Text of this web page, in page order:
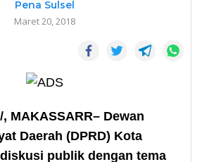
Pena Sulsel
Maret 20, 2018
MAKASSARR– Dewan
Daerah (DPRD) Kota
publik dengan tema